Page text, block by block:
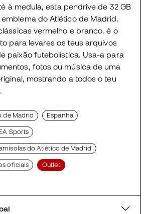
à medula, esta pendrive de 32 GB
do Atlético de Madrid,
vermelho e branco, é o
para levares os teus arquivos
paixão futebolística. Usa-a para
fotos ou música de uma
mostrando a todos o teu
de Madrid Espanha
Sports
do Atlético de Madrid
oficiais Outlet